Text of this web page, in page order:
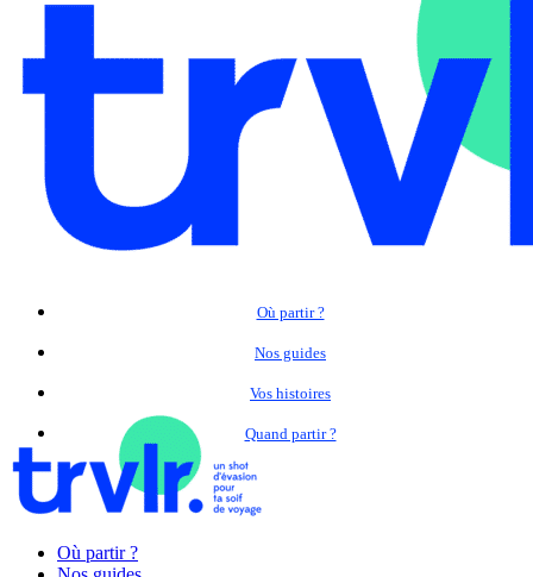
Où partir ?
Nos guides
Vos histoires
Quand partir ?
Où partir ?